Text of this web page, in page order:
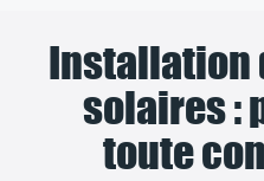
Installation
solaires :
toute